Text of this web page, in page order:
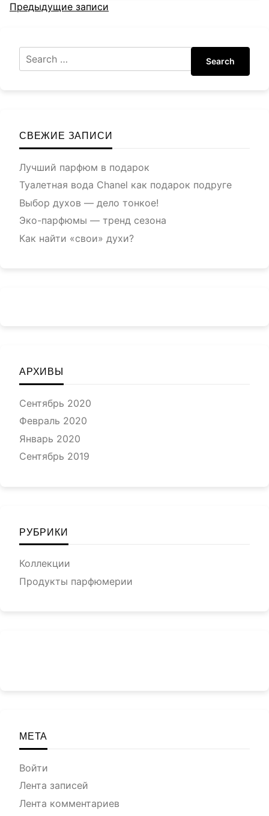
Навигация
записям
Предыдущие записи
Search
СВЕЖИЕ ЗАПИСИ
Лучший парфюм в подарок
Туалетная вода Chanel как подарок подруге
Выбор духов — дело тонкое!
Эко-парфюмы — тренд сезона
Как найти «свои» духи?
АРХИВЫ
Сентябрь 2020
Февраль 2020
Январь 2020
Сентябрь 2019
РУБРИКИ
Коллекции
Продукты парфюмерии
МЕТА
Войти
Лента записей
Лента комментариев